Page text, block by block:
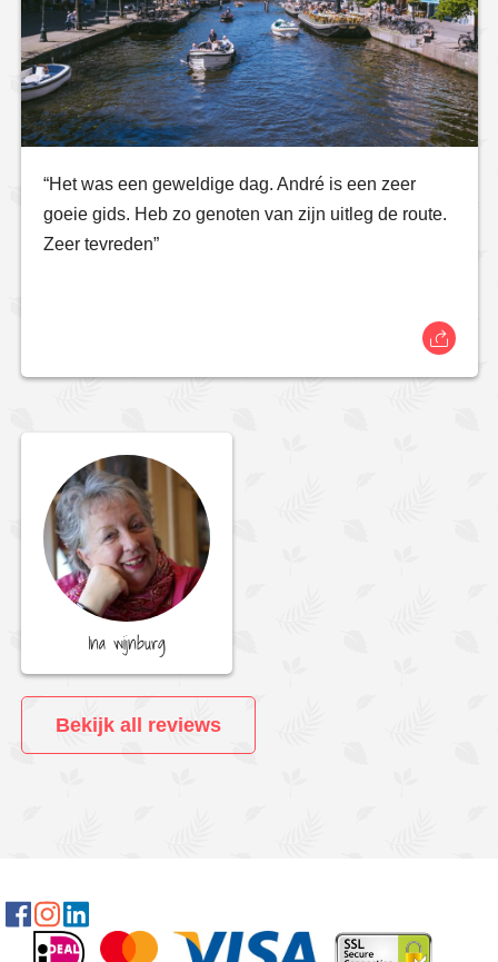
“Het was een geweldige dag. André is een zeer
goeie gids. Heb zo genoten van zijn uitleg de route.
Zeer tevreden”
Ina wijnburg
Bekijk all reviews